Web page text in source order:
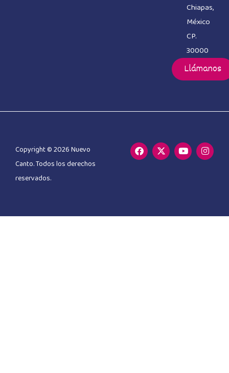
Chiapas,
México
CP.
30000
Llámanos
Copyright © 2026 Nuevo
Canto. Todos los derechos
reservados.